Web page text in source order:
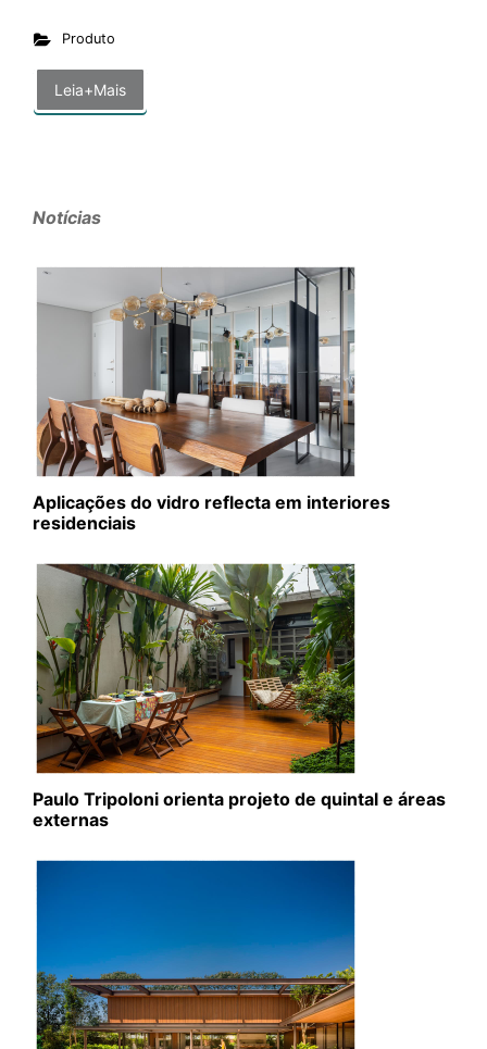
Produto
Leia+Mais
Notícias
Aplicações do vidro reflecta em interiores
residenciais
Paulo Tripoloni orienta projeto de quintal e áreas
externas